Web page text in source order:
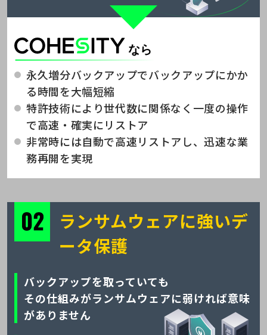
永久増分バックアップでバックアップにかか
る時間を大幅短縮
特許技術により世代数に関係なく一度の操作
で高速・確実にリストア
非常時には自動で高速リストアし、迅速な業
務再開を実現
ランサムウェアに強いデ
ータ保護
バックアップを取っていても
その仕組みがランサムウェアに弱ければ意味
がありません